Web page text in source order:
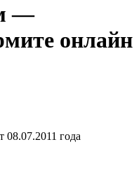
—
онлайн
года